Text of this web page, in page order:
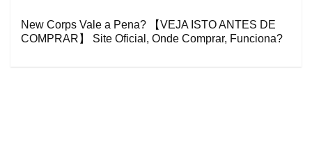
New Corps Vale a Pena? 【VEJA ISTO ANTES DE
COMPRAR】 Site Oficial, Onde Comprar, Funciona?